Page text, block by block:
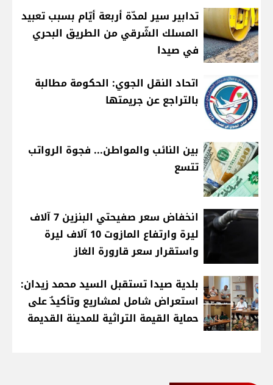
تدابير سير لمدّة أربعة أيّام بسبب تعبيد
المسلك الشّرقي من الطريق البحري
في صيدا
اتحاد النقل الجوي: الحكومة مطالبة
بالتراجع عن جريمتها
بين النائب والمواطن... فجوة الرواتب
تتسع
انخفاض سعر صفيحتي البنزين 7 آلاف
ليرة وارتفاع المازوت 10 آلاف ليرة
واستقرار سعر قارورة الغاز
بلدية صيدا تستقبل السيد محمد زيدان:
استعراض شامل لمشاريع وتأكيدٌ على
حماية القيمة التراثية للمدينة القديمة